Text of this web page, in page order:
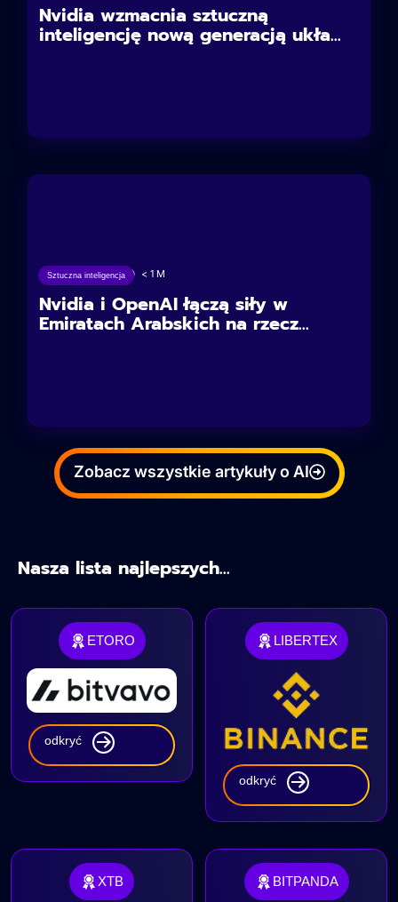
Nvidia wzmacnia sztuczną
inteligencję nową generacją ukła...
Sztuczna inteligencja
17/05/2025 < 1 M
Nvidia i OpenAI łączą siły w
Emiratach Arabskich na rzecz...
Zobacz wszystkie artykuły o AI
Nasza lista najlepszych...
ETORO
odkryć
LIBERTEX
odkryć
XTB BITPANDA